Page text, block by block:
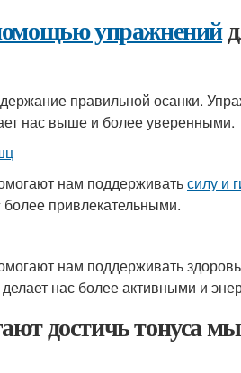
упражнений
правильной осанки.
нас выше и более уверенными.
нам поддерживатьсилу и
привлекательными.
нам поддерживать
нас более активными и
достичь тонуса